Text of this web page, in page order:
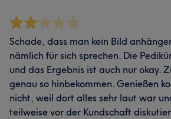
Schade, dass man kein Bild
nämlich für sich sprechen. Die
und das Ergebnis ist auch nur okay.
genau so hinbekommen. Genießen
nicht, weil dort alles sehr laut war
teilweise vor der Kundschaft